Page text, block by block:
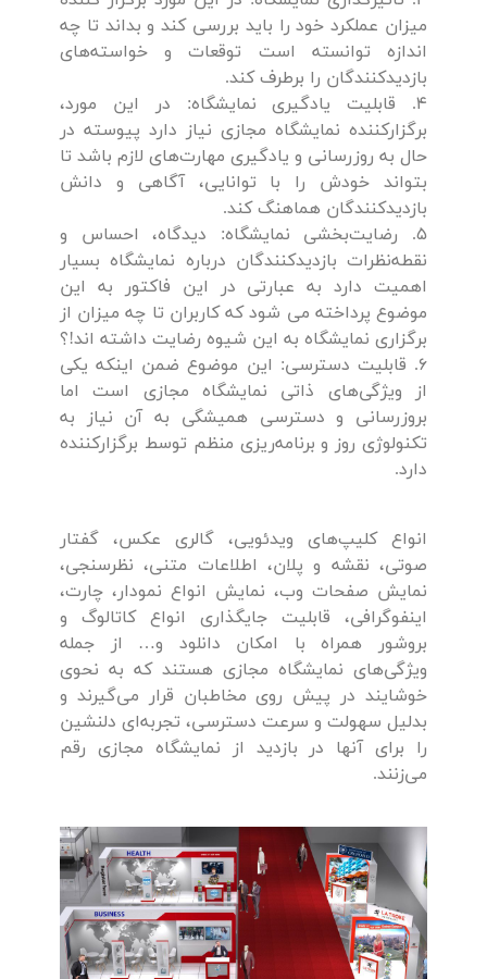
میزان عملکرد خود را باید بررسی کند و بداند تا چه
اندازه توانسته است توقعات و خواسته‌های
بازدیدکنندگان را برطرف کند.
4. قابلیت یادگیری نمایشگاه: در این مورد،
برگزارکننده نمایشگاه مجازی نیاز دارد پیوسته در
حال به روزرسانی و یادگیری مهارت‌های لازم باشد تا
بتواند خودش را با توانایی، آگاهی و دانش
بازدیدکنندگان هماهنگ کند.
5. رضایت‌بخشی نمایشگاه: دیدگاه، احساس و
نقطه‌نظرات بازدیدکنندگان درباره نمایشگاه بسیار
اهمیت دارد به عبارتی در این فاکتور به این
موضوع پرداخته می شود که کاربران تا چه میزان از
برگزاری نمایشگاه به این شیوه رضایت داشته اند!؟
6. قابلیت دسترسی: این موضوع ضمن اینکه یکی
از ویژگی‌های ذاتی نمایشگاه مجازی است اما
بروز‌رسانی و دسترسی همیشگی به آن نیاز به
تکنولوژی روز و برنامه‌ریزی منظم توسط برگزارکننده
دارد.
انواع کلیپ‌های ویدئویی، گالری عکس، گفتار
صوتی، نقشه و پلان، اطلاعات متنی، نظرسنجی،
نمایش صفحات وب، نمایش انواع نمودار، چارت،
اینفوگرافی، قابلیت جایگذاری انواع کاتالوگ و
بروشور همراه با امکان دانلود و… از جمله
ویژگی‌های نمایشگاه مجازی هستند که به نحوی
خوشایند در پیش روی مخاطبان قرار می‌گیرند و
بدلیل سهولت و سرعت دسترسی، تجربه‌ای دلنشین
را برای آنها در بازدید از نمایشگاه مجازی رقم
می‌زنند.